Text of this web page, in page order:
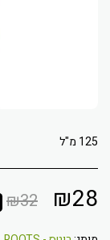
125 מ"ל
₪28
₪32